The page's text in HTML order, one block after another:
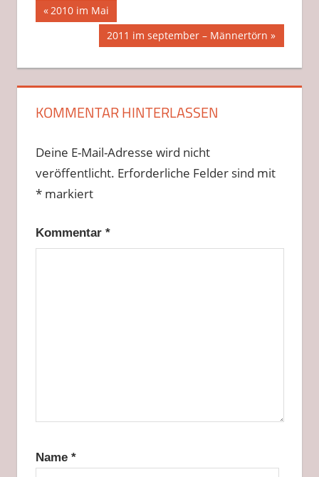
Beitragsnavigation
Vorheriger
Beitrag:
2010 im Mai
Nächster
2011 im september – Männertörn
KOMMENTAR HINTERLASSEN
Deine E-Mail-Adresse wird nicht
veröffentlicht. Erforderliche Felder sind mit
*markiert
Kommentar *
Name *